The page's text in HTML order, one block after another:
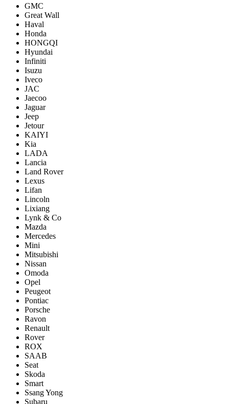
GMC
Great Wall
Haval
Honda
HONGQI
Hyundai
Infiniti
Isuzu
Iveco
JAC
Jaecoo
Jaguar
Jeep
Jetour
KAIYI
Kia
LADA
Lancia
Land Rover
Lexus
Lifan
Lincoln
Lixiang
Lynk & Co
Mazda
Mercedes
Mini
Mitsubishi
Nissan
Omoda
Opel
Peugeot
Pontiac
Porsсhe
Ravon
Renault
Rover
ROX
SAAB
Seat
Skoda
Smart
Ssang Yong
Subaru